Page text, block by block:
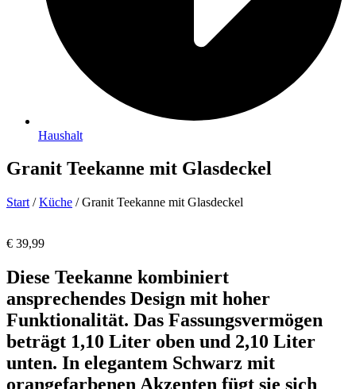
Haushalt
Granit Teekanne mit Glasdeckel
Start /Küche / Granit Teekanne mit Glasdeckel
€ 39,99
Diese Teekanne kombiniert
ansprechendes Design mit hoher
Funktionalität. Das Fassungsvermögen
beträgt 1,10 Liter oben und 2,10 Liter
unten. In elegantem Schwarz mit
orangefarbenen Akzenten fügt sie sich